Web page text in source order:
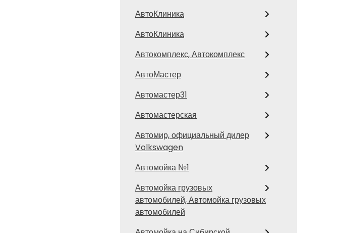
АвтоКлиника
АвтоКлиника
Автокомплекс, Автокомплекс
АвтоМастер
Автомастер31
Автомастерская
Автомир, официальный дилер
Volkswagen
Автомойка №1
Автомойка грузовых
автомобилей, Автомойка грузовых
автомобилей